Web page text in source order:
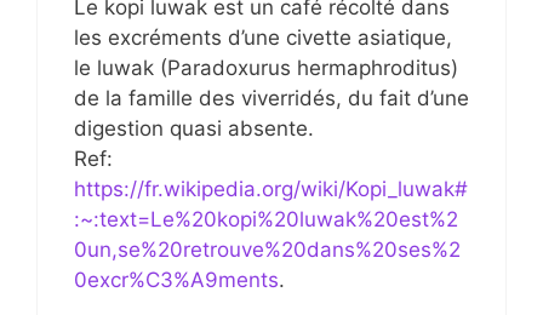
Le kopi luwak est un café récolté dans
les excréments d’une civette asiatique,
le luwak (Paradoxurus hermaphroditus)
de la famille des viverridés, du fait d’une
digestion quasi absente.
Ref:
https://fr.wikipedia.org/wiki/Kopi_luwak#
:~:text=Le%20kopi%20luwak%20est%2
0un,se%20retrouve%20dans%20ses%2
0excr%C3%A9ments.